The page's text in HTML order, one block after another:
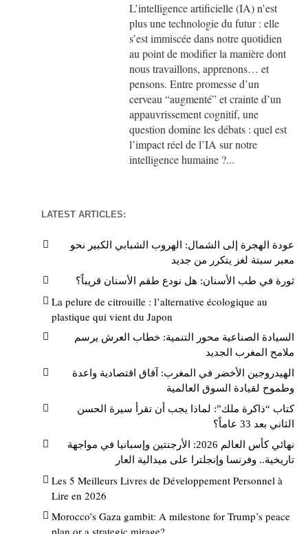
L’intelligence artificielle (IA) n’est
plus une technologie du futur : elle
s’est immiscée dans notre quotidien
au point de modifier la manière dont
nous travaillons, apprenons… et
pensons. Entre promesse d’un
cerveau “augmenté” et crainte d’un
appauvrissement cognitif, une
question domine les débats : quel est
l’impact réel de l’IA sur notre
intelligence humaine ?...
LATEST ARTICLES:
عودة الهجرة إلى الشمال: الهروب الشبابي الكبير نحو
معبر سبتة لغز يتكرر من جديد
ثورة في طب الأسنان: هل نودع طقم الأسنان قريباً؟
La pelure de citrouille : l’alternative écologique au
plastique qui vient du Japon
السيادة الصناعية محور التنمية: خطاب العرش يرسم
ملامح المغرب الجديد
الهيدروجين الأخضر في المغرب: آفاق اقتصادية واعدة
وطموح لقيادة السوق العالمية
كتاب “ذاكرة ملك”: لماذا يجب أن تقرأ سيرة الحسن
الثاني بعد 33 عاماً؟
نهائي كأس العالم 2026: الأرجنتين وإسبانيا في مواجهة
تاريخية.. وفرنسا وإنجلترا على ميدالية العار
Les 5 Meilleurs Livres de Développement Personnel à
Lire en 2026
Morocco’s Gaza gambit: A milestone for Trump’s peace